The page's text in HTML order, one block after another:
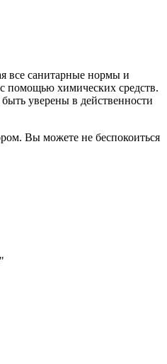
все санитарные нормы и
помощью химических средств.
уверены в действенности
Вы можете не беспокоиться